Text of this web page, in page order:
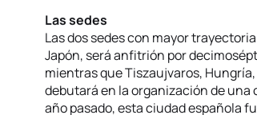
Las sedes
Las dos sedes con mayor
Japón, será anfitrión por
mientras que Tiszaujvaros,
debutará en la organización de
año pasado, esta ciudad española